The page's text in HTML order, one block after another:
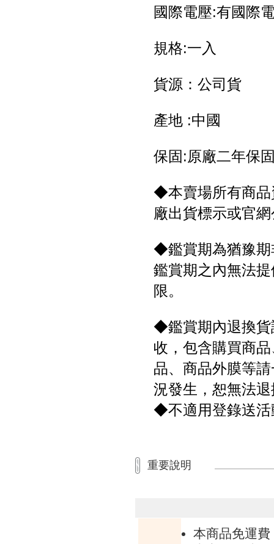
國際電壓:有國際
規格:一入
貨源：公司貨
產地 :中國
保固:原廠二年保
◆本賣場所有商品
廠出貨標示或官
◆鑑賞期為猶豫期
鑑賞期之內無法
限。
◆鑑賞期內退換貨
收，包含購買商
品、商品外膜等
況發生，恕無法
◆不適用登錄送活
重要說明
本商品免運